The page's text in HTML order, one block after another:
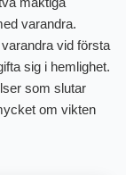
varandra.
vid första
sig i hemlighet.
som slutar
om vikten